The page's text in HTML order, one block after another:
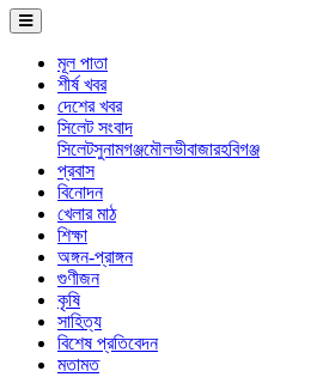
মূল পাতা
শীর্ষ খবর
দেশের খবর
সিলেট সংবাদ
সিলেটসুনামগঞ্জমৌলভীবাজারহবিগঞ্জ
প্রবাস
বিনোদন
খেলার মাঠ
শিক্ষা
অঙ্গন-প্রাঙ্গন
গুণীজন
কৃষি
সাহিত্য
বিশেষ প্রতিবেদন
মতামত